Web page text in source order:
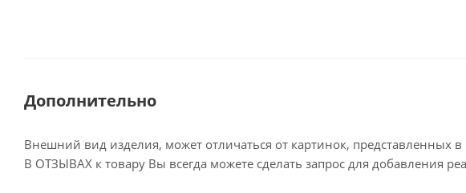
Дополнительно
Внешний вид изделия, может отличаться от картинок, представленных в
В ОТЗЫВАХ к товару Вы всегда можете сделать запрос для добавления